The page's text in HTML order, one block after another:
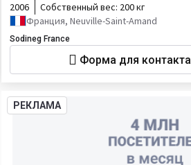
2006 Собственный вес: 200 кг
Франция, Neuville-Saint-Amand
Sodineg France
Форма для контакта
РЕКЛАМА